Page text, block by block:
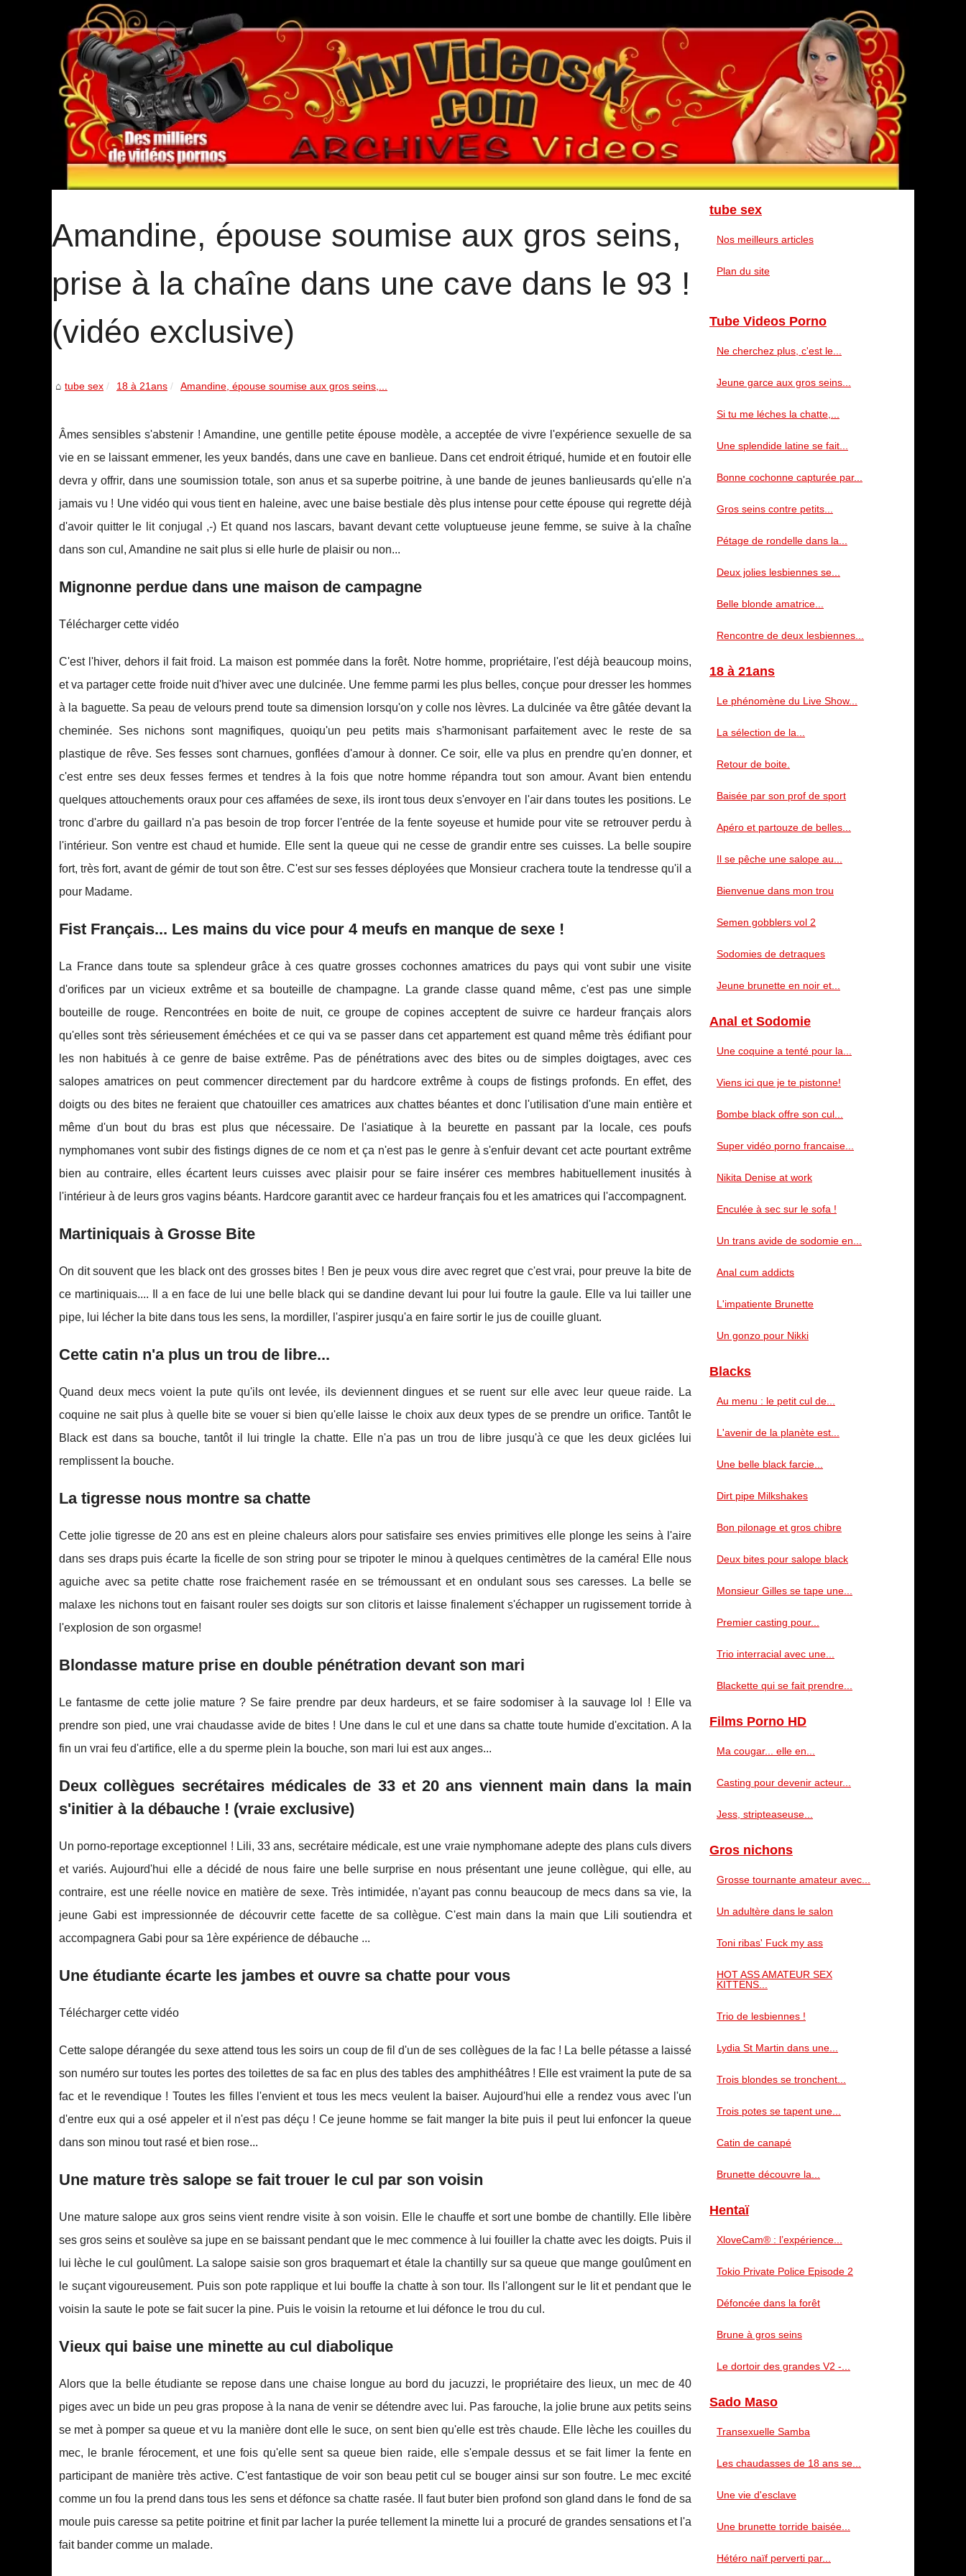
Amandine, épouse soumise aux gros seins,
prise à la chaîne dans une cave dans le 93 !
(vidéo exclusive)
tube sex 18 à 21ans Amandine, épouse soumise aux gros seins,...
Âmes sensibles s'abstenir ! Amandine, une gentille petite épouse modèle, a acceptée de vivre l'expérience sexuelle de sa
vie en se laissant emmener, les yeux bandés, dans une cave en banlieue. Dans cet endroit étriqué, humide et en foutoir elle
devra y offrir, dans une soumission totale, son anus et sa superbe poitrine, à une bande de jeunes banlieusards qu'elle n'a
jamais vu ! Une vidéo qui vous tient en haleine, avec une baise bestiale dès plus intense pour cette épouse qui regrette déjà
d'avoir quitter le lit conjugal ,-) Et quand nos lascars, bavant devant cette voluptueuse jeune femme, se suive à la chaîne
dans son cul, Amandine ne sait plus si elle hurle de plaisir ou non...
Mignonne perdue dans une maison de campagne
Télécharger cette vidéo
C'est l'hiver, dehors il fait froid. La maison est pommée dans la forêt. Notre homme, propriétaire, l'est déjà beaucoup moins,
et va partager cette froide nuit d'hiver avec une dulcinée. Une femme parmi les plus belles, conçue pour dresser les hommes
à la baguette. Sa peau de velours prend toute sa dimension lorsqu'on y colle nos lèvres. La dulcinée va être gâtée devant la
cheminée. Ses nichons sont magnifiques, quoiqu'un peu petits mais s'harmonisant parfaitement avec le reste de sa
plastique de rêve. Ses fesses sont charnues, gonflées d'amour à donner. Ce soir, elle va plus en prendre qu'en donner, et
c'est entre ses deux fesses fermes et tendres à la fois que notre homme répandra tout son amour. Avant bien entendu
quelques attouchements oraux pour ces affamées de sexe, ils iront tous deux s'envoyer en l'air dans toutes les positions. Le
tronc d'arbre du gaillard n'a pas besoin de trop forcer l'entrée de la fente soyeuse et humide pour vite se retrouver perdu à
l'intérieur. Son ventre est chaud et humide. Elle sent la queue qui ne cesse de grandir entre ses cuisses. La belle soupire
fort, très fort, avant de gémir de tout son être. C'est sur ses fesses déployées que Monsieur crachera toute la tendresse qu'il a
pour Madame.
Fist Français... Les mains du vice pour 4 meufs en manque de sexe !
La France dans toute sa splendeur grâce à ces quatre grosses cochonnes amatrices du pays qui vont subir une visite
d'orifices par un vicieux extrême et sa bouteille de champagne. La grande classe quand même, c'est pas une simple
bouteille de rouge. Rencontrées en boite de nuit, ce groupe de copines acceptent de suivre ce hardeur français alors
qu'elles sont très sérieusement éméchées et ce qui va se passer dans cet appartement est quand même très édifiant pour
les non habitués à ce genre de baise extrême. Pas de pénétrations avec des bites ou de simples doigtages, avec ces
salopes amatrices on peut commencer directement par du hardcore extrême à coups de fistings profonds. En effet, des
doigts ou des bites ne feraient que chatouiller ces amatrices aux chattes béantes et donc l'utilisation d'une main entière et
même d'un bout du bras est plus que nécessaire. De l'asiatique à la beurette en passant par la locale, ces poufs
nymphomanes vont subir des fistings dignes de ce nom et ça n'est pas le genre à s'enfuir devant cet acte pourtant extrême
bien au contraire, elles écartent leurs cuisses avec plaisir pour se faire insérer ces membres habituellement inusités à
l'intérieur à de leurs gros vagins béants. Hardcore garantit avec ce hardeur français fou et les amatrices qui l'accompagnent.
Martiniquais à Grosse Bite
On dit souvent que les black ont des grosses bites ! Ben je peux vous dire avec regret que c'est vrai, pour preuve la bite de
ce martiniquais.... Il a en face de lui une belle black qui se dandine devant lui pour lui foutre la gaule. Elle va lui tailler une
pipe, lui lécher la bite dans tous les sens, la mordiller, l'aspirer jusqu'a en faire sortir le jus de couille gluant.
Cette catin n'a plus un trou de libre...
Quand deux mecs voient la pute qu'ils ont levée, ils deviennent dingues et se ruent sur elle avec leur queue raide. La
coquine ne sait plus à quelle bite se vouer si bien qu'elle laisse le choix aux deux types de se prendre un orifice. Tantôt le
Black est dans sa bouche, tantôt il lui tringle la chatte. Elle n'a pas un trou de libre jusqu'à ce que les deux giclées lui
remplissent la bouche.
La tigresse nous montre sa chatte
Cette jolie tigresse de 20 ans est en pleine chaleurs alors pour satisfaire ses envies primitives elle plonge les seins à l'aire
dans ses draps puis écarte la ficelle de son string pour se tripoter le minou à quelques centimètres de la caméra! Elle nous
aguiche avec sa petite chatte rose fraichement rasée en se trémoussant et en ondulant sous ses caresses. La belle se
malaxe les nichons tout en faisant rouler ses doigts sur son clitoris et laisse finalement s'échapper un rugissement torride à
l'explosion de son orgasme!
Blondasse mature prise en double pénétration devant son mari
Le fantasme de cette jolie mature ? Se faire prendre par deux hardeurs, et se faire sodomiser à la sauvage lol ! Elle va
prendre son pied, une vrai chaudasse avide de bites ! Une dans le cul et une dans sa chatte toute humide d'excitation. A la
fin un vrai feu d'artifice, elle a du sperme plein la bouche, son mari lui est aux anges...
Deux collègues secrétaires médicales de 33 et 20 ans viennent main dans la main
s'initier à la débauche ! (vraie exclusive)
Un porno-reportage exceptionnel ! Lili, 33 ans, secrétaire médicale, est une vraie nymphomane adepte des plans culs divers
et variés. Aujourd'hui elle a décidé de nous faire une belle surprise en nous présentant une jeune collègue, qui elle, au
contraire, est une réelle novice en matière de sexe. Très intimidée, n'ayant pas connu beaucoup de mecs dans sa vie, la
jeune Gabi est impressionnée de découvrir cette facette de sa collègue. C'est main dans la main que Lili soutiendra et
accompagnera Gabi pour sa 1ère expérience de débauche ...
Une étudiante écarte les jambes et ouvre sa chatte pour vous
Télécharger cette vidéo
Cette salope dérangée du sexe attend tous les soirs un coup de fil d'un de ses collègues de la fac ! La belle pétasse a laissé
son numéro sur toutes les portes des toilettes de sa fac en plus des tables des amphithéâtres ! Elle est vraiment la pute de sa
fac et le revendique ! Toutes les filles l'envient et tous les mecs veulent la baiser. Aujourd'hui elle a rendez vous avec l'un
d'entre eux qui a osé appeler et il n'est pas déçu ! Ce jeune homme se fait manger la bite puis il peut lui enfoncer la queue
dans son minou tout rasé et bien rose...
Une mature très salope se fait trouer le cul par son voisin
Une mature salope aux gros seins vient rendre visite à son voisin. Elle le chauffe et sort une bombe de chantilly. Elle libère
ses gros seins et soulève sa jupe en se baissant pendant que le mec commence à lui fouiller la chatte avec les doigts. Puis il
lui lèche le cul goulûment. La salope saisie son gros braquemart et étale la chantilly sur sa queue que mange goulûment en
le suçant vigoureusement. Puis son pote rapplique et lui bouffe la chatte à son tour. Ils l'allongent sur le lit et pendant que le
voisin la saute le pote se fait sucer la pine. Puis le voisin la retourne et lui défonce le trou du cul.
Vieux qui baise une minette au cul diabolique
Alors que la belle étudiante se repose dans une chaise longue au bord du jacuzzi, le propriétaire des lieux, un mec de 40
piges avec un bide un peu gras propose à la nana de venir se détendre avec lui. Pas farouche, la jolie brune aux petits seins
se met à pomper sa queue et vu la manière dont elle le suce, on sent bien qu'elle est très chaude. Elle lèche les couilles du
mec, le branle férocement, et une fois qu'elle sent sa queue bien raide, elle s'empale dessus et se fait limer la fente en
participant de manière très active. C'est fantastique de voir son beau petit cul se bouger ainsi sur son foutre. Le mec excité
comme un fou la prend dans tous les sens et défonce sa chatte rasée. Il faut buter bien profond son gland dans le fond de sa
moule puis caresse sa petite poitrine et finit par lacher la purée tellement la minette lui a procuré de grandes sensations et l'a
fait bander comme un malade.
tube sex
Nos meilleurs articles
Plan du site
Tube Videos Porno
Ne cherchez plus, c'est le...
Jeune garce aux gros seins...
Si tu me léches la chatte,...
Une splendide latine se fait...
Bonne cochonne capturée par...
Gros seins contre petits...
Pétage de rondelle dans la...
Deux jolies lesbiennes se...
Belle blonde amatrice...
Rencontre de deux lesbiennes...
18 à 21ans
Le phénomène du Live Show...
La sélection de la...
Retour de boite.
Baisée par son prof de sport
Apéro et partouze de belles...
Il se pêche une salope au...
Bienvenue dans mon trou
Semen gobblers vol 2
Sodomies de detraques
Jeune brunette en noir et...
Anal et Sodomie
Une coquine a tenté pour la...
Viens ici que je te pistonne!
Bombe black offre son cul...
Super vidéo porno francaise...
Nikita Denise at work
Enculée à sec sur le sofa !
Un trans avide de sodomie en...
Anal cum addicts
L'impatiente Brunette
Un gonzo pour Nikki
Blacks
Au menu : le petit cul de...
L'avenir de la planète est...
Une belle black farcie...
Dirt pipe Milkshakes
Bon pilonage et gros chibre
Deux bites pour salope black
Monsieur Gilles se tape une...
Premier casting pour...
Trio interracial avec une...
Blackette qui se fait prendre...
Films Porno HD
Ma cougar... elle en...
Casting pour devenir acteur...
Jess, stripteaseuse...
Gros nichons
Grosse tournante amateur avec...
Un adultère dans le salon
Toni ribas' Fuck my ass
HOT ASS AMATEUR SEX
KITTENS...
Trio de lesbiennes !
Lydia St Martin dans une...
Trois blondes se tronchent...
Trois potes se tapent une...
Catin de canapé
Brunette découvre la...
Hentaï
XloveCam® : l’expérience...
Tokio Private Police Episode 2
Défoncée dans la forêt
Brune à gros seins
Le dortoir des grandes V2 -...
Sado Maso
Transexuelle Samba
Les chaudasses de 18 ans se...
Une vie d'esclave
Une brunette torride baisée...
Hétéro naïf perverti par...